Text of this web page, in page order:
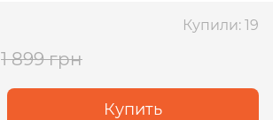
Купили: 19
1 899 грн
Купить